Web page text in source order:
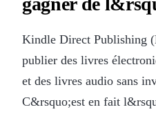
Kindle Direct Publishing
publier des livres
et des livres audio sans
C&rsquo;est en fait